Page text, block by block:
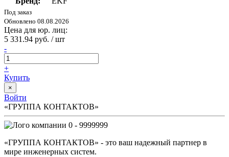
Под заказ
Обновлено 08.08.2026
Цена для юр. лиц:
5 331.94 руб. / шт
-
+
Купить
×
Войти
«ГРУППА КОНТАКТОВ»
0 - 9999999
«ГРУППА КОНТАКТОВ» - это ваш надежный партнер в
мире инженерных систем.